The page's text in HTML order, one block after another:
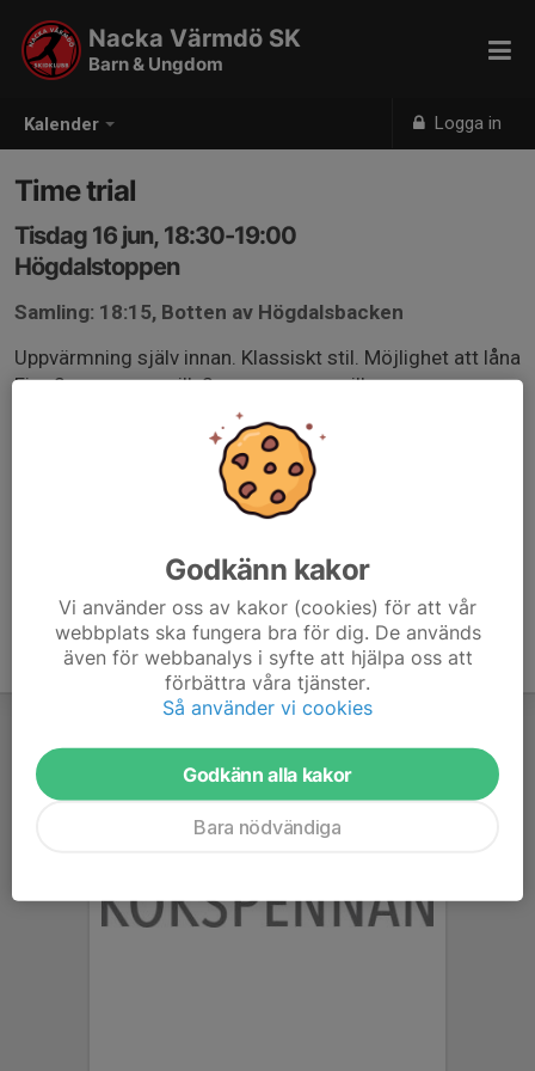
Kalender Logga in
Nacka Värmdö SK
Barn & Ungdom
Time trial
Tisdag 16 jun, 18:30-19:00
Högdalstoppen
Samling: 18:15, Botten av Högdalsbacken
Uppvärmning själv innan. Klassiskt stil. Möjlighet att låna
Fixy 2or om man vill. 2 race om man vill.
Godkänn kakor
Vi använder oss av kakor (cookies) för att vår
webbplats ska fungera bra för dig. De används
även för webbanalys i syfte att hjälpa oss att
förbättra våra tjänster.
Så använder vi cookies
Godkänn alla kakor
Bara nödvändiga